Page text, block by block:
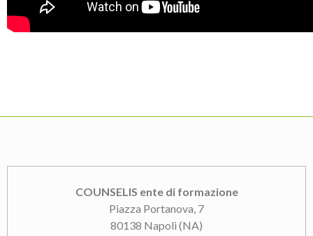
COUNSELIS ente di formazione
Piazza Portanova, 7
80138 Napoli (NA)